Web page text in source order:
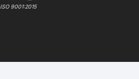
ISO 9001:2015